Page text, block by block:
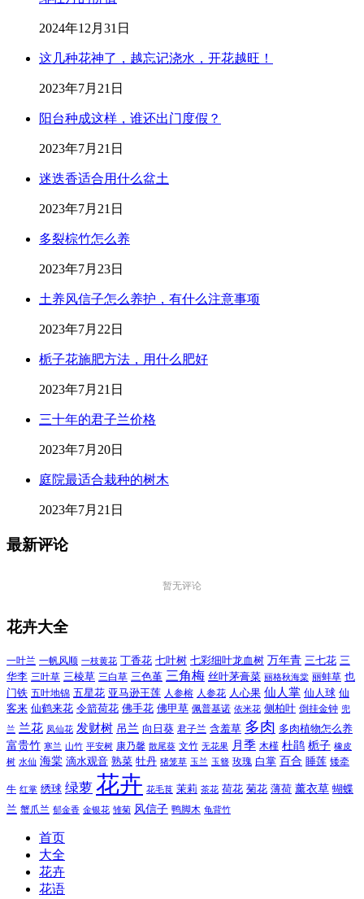
2024年12月31日
这几种花神了，越忘记浇水，开花越旺！
2023年7月21日
阳台种成这样，谁还出门度假？
2023年7月21日
迷迭香适合用什么盆土
2023年7月21日
多裂棕竹怎么养
2023年7月23日
土养风信子怎么养护，有什么注意事项
2023年7月22日
栀子花施肥方法，用什么肥好
2023年7月21日
三十年的君子兰价格
2023年7月20日
庭院最适合栽种的树木
2023年7月21日
最新评论
暂无评论
花卉大全
一叶兰 一帆风顺 一枝黄花 丁香花 七叶树 七彩细叶龙血树 万年青 三七花 三
华李 三叶草 三棱草 三白草 三色堇 三角梅 丝叶茅膏菜 丽格秋海棠 丽蚌草 也
门铁 五叶地锦 五星花 亚马逊王莲 人参榕 人参花 人心果 仙人掌 仙人球 仙
客来 仙鹤来花 令箭荷花 佛手花 佛甲草 佩普基诺 依米花 侧柏叶 倒挂金钟 兜
兰 兰花 凤仙花 发财树 吊兰 向日葵 君子兰 含羞草 多肉 多肉植物怎么养
富贵竹 寒兰 山竹 平安树 康乃馨 散尾葵 文竹 无花果 月季 木槿 杜鹃 栀子 橡皮
树 水仙 海棠 滴水观音 熟菜 牡丹 猪笼草 玉兰 玉簪 玫瑰 白掌 百合 睡莲 矮牵
牛 红掌 绣球 绿萝 花卉 花毛茛 茉莉 茶花 荷花 菊花 薄荷 薰衣草 蝴蝶
兰 蟹爪兰 郁金香 金银花 雏菊 风信子 鸭脚木 龟背竹
首页
大全
花卉
花语